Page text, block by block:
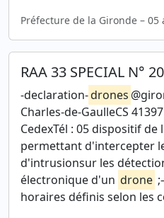
Préfecture de la Gironde – 05
RAA 33 SPECIAL N°
-declaration-drones
Charles-de-GaulleCS
CedexTél : 05 dispositif de
permettant d'intercepter
d'intrusionsur les
électronique d'un drone
horaires définis selon les